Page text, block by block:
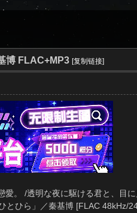
博 FLAC+MP3 [复制链接]
。 /透明な夜に駆ける君と、目に
とひら」／秦基博 [FLAC 48kHz/